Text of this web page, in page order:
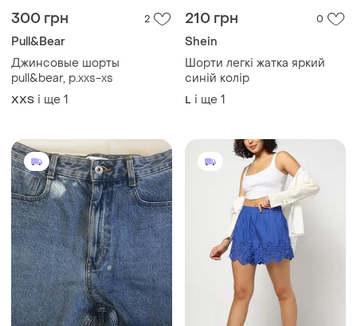
300 грн 2
Pull&Bear
Джинсовые шорты
pull&bear, р.xxs-xs
XХS і ще 1
210 грн 0
Shein
Шорти легкі жатка яркий
синій колір
L і ще 1